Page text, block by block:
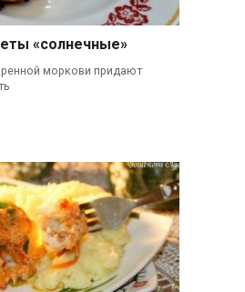
«солнечные»
моркови придают